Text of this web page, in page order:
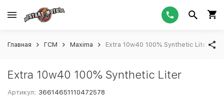
Главная ГСМ Maxima Extra 10w40 100% Synthetic Liter
Extra 10w40 100% Synthetic Liter
Артикул: 36614651110472578